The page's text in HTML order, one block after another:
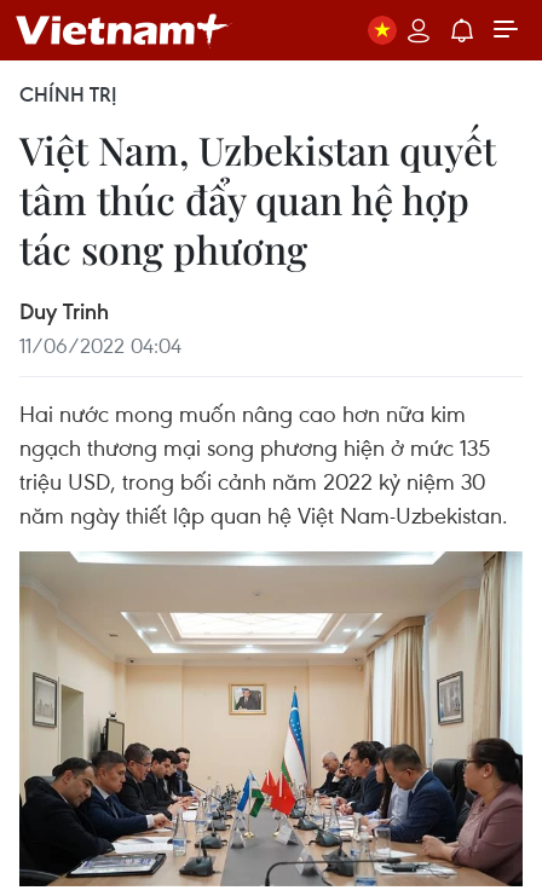
CHÍNH TRỊ
Việt Nam, Uzbekistan quyết
tâm thúc đẩy quan hệ hợp
tác song phương
Duy Trinh
11/06/2022 04:04
Hai nước mong muốn nâng cao hơn nữa kim
ngạch thương mại song phương hiện ở mức 135
triệu USD, trong bối cảnh năm 2022 kỷ niệm 30
năm ngày thiết lập quan hệ Việt Nam-Uzbekistan.